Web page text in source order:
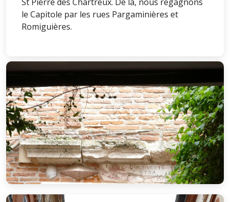
St Pierre des Chartreux. De là, nous regagnons
le Capitole par les rues Pargaminières et
Romiguières.